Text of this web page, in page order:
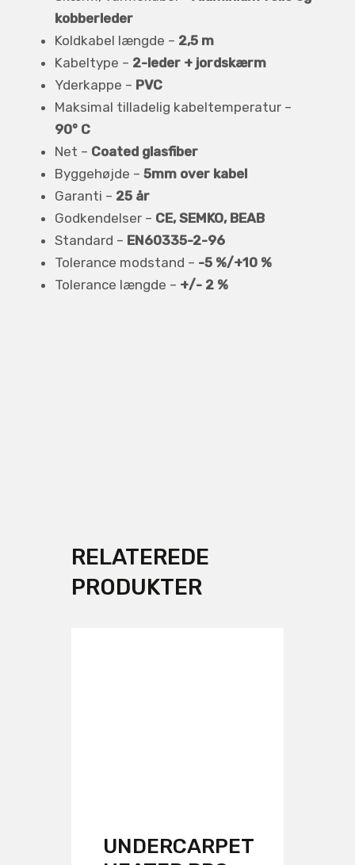
kobberleder
Koldkabel længde – 2,5 m
Kabeltype – 2-leder + jordskærm
Yderkappe – PVC
Maksimal tilladelig kabeltemperatur –
90° C
Net – Coated glasfiber
Byggehøjde – 5mm over kabel
Garanti – 25 år
Godkendelser – CE, SEMKO, BEAB
Standard – EN60335-2-96
Tolerance modstand – -5 %/+10 %
Tolerance længde – +/- 2 %
RELATEREDE
PRODUKTER
UNDERCARPET